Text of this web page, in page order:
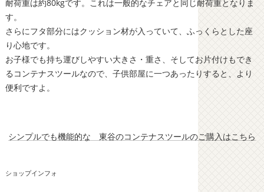
耐荷重は約80kgです。これは一般的なチェアと同じ耐荷重となりま
す。
さらにフタ部分にはクッション材が入っていて、ふっくらとした座
り心地です。
お子様でも持ち運びしやすい大きさ・重さ、そしてお片付けもでき
るコンテナスツールなので、子供部屋に一つあったりすると、より
便利ですよ。
シンプルでも機能的な 東谷のコンテナスツールのご購入はこちら
ショップインフォ